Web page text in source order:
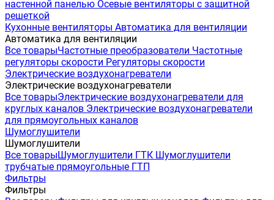
настенной панелью Осевые вентиляторы с защитной
решеткой
Кухонные вентиляторы Автоматика для вентиляции
Автоматика для вентиляции
Все товарыЧастотные преобразователи Частотные
регуляторы скорости Регуляторы скорости
Электрические воздухонагреватели
Электрические воздухонагреватели
Все товарыЭлектрические воздухонагреватели для
круглых каналов Электрические воздухонагреватели
для прямоугольных каналов
Шумоглушители
Шумоглушители
Все товарыШумоглушители ГТК Шумоглушители
трубчатые прямоугольные ГТП
Фильтры
Фильтры